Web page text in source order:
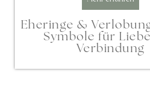
Eheringe &
Symbole für
Verbindung